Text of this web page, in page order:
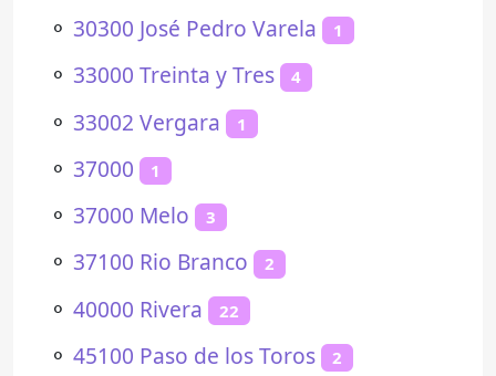
⚬ 30300 José Pedro Varela 1
⚬ 33000 Treinta y Tres 4
⚬ 33002 Vergara 1
⚬ 37000 1
⚬ 37000 Melo 3
⚬ 37100 Rio Branco 2
⚬ 40000 Rivera 22
⚬ 45100 Paso de los Toros 2